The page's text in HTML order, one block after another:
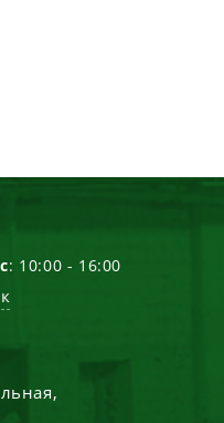
: 10:00 - 16:00